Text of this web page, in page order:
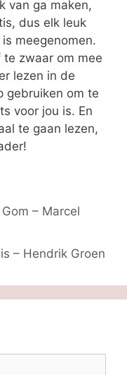
van ga maken,
dus elk leuk
meegenomen.
zwaar om mee
lezen in de
gebruiken om te
voor jou is. En
te gaan lezen,
– Marcel
– Hendrik Groen